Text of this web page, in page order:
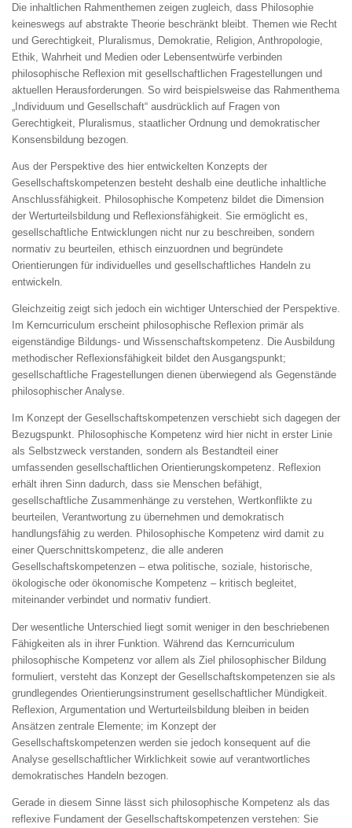
Die inhaltlichen Rahmenthemen zeigen zugleich, dass Philosophie
keineswegs auf abstrakte Theorie beschränkt bleibt. Themen wie Recht
und Gerechtigkeit, Pluralismus, Demokratie, Religion, Anthropologie,
Ethik, Wahrheit und Medien oder Lebensentwürfe verbinden
philosophische Reflexion mit gesellschaftlichen Fragestellungen und
aktuellen Herausforderungen. So wird beispielsweise das Rahmenthema
„Individuum und Gesellschaft“ ausdrücklich auf Fragen von
Gerechtigkeit, Pluralismus, staatlicher Ordnung und demokratischer
Konsensbildung bezogen.
Aus der Perspektive des hier entwickelten Konzepts der
Gesellschaftskompetenzen besteht deshalb eine deutliche inhaltliche
Anschlussfähigkeit. Philosophische Kompetenz bildet die Dimension
der Werturteilsbildung und Reflexionsfähigkeit. Sie ermöglicht es,
gesellschaftliche Entwicklungen nicht nur zu beschreiben, sondern
normativ zu beurteilen, ethisch einzuordnen und begründete
Orientierungen für individuelles und gesellschaftliches Handeln zu
entwickeln.
Gleichzeitig zeigt sich jedoch ein wichtiger Unterschied der Perspektive.
Im Kerncurriculum erscheint philosophische Reflexion primär als
eigenständige Bildungs- und Wissenschaftskompetenz. Die Ausbildung
methodischer Reflexionsfähigkeit bildet den Ausgangspunkt;
gesellschaftliche Fragestellungen dienen überwiegend als Gegenstände
philosophischer Analyse.
Im Konzept der Gesellschaftskompetenzen verschiebt sich dagegen der
Bezugspunkt. Philosophische Kompetenz wird hier nicht in erster Linie
als Selbstzweck verstanden, sondern als Bestandteil einer
umfassenden gesellschaftlichen Orientierungskompetenz. Reflexion
erhält ihren Sinn dadurch, dass sie Menschen befähigt,
gesellschaftliche Zusammenhänge zu verstehen, Wertkonflikte zu
beurteilen, Verantwortung zu übernehmen und demokratisch
handlungsfähig zu werden. Philosophische Kompetenz wird damit zu
einer Querschnittskompetenz, die alle anderen
Gesellschaftskompetenzen – etwa politische, soziale, historische,
ökologische oder ökonomische Kompetenz – kritisch begleitet,
miteinander verbindet und normativ fundiert.
Der wesentliche Unterschied liegt somit weniger in den beschriebenen
Fähigkeiten als in ihrer Funktion. Während das Kerncurriculum
philosophische Kompetenz vor allem als Ziel philosophischer Bildung
formuliert, versteht das Konzept der Gesellschaftskompetenzen sie als
grundlegendes Orientierungsinstrument gesellschaftlicher Mündigkeit.
Reflexion, Argumentation und Werturteilsbildung bleiben in beiden
Ansätzen zentrale Elemente; im Konzept der
Gesellschaftskompetenzen werden sie jedoch konsequent auf die
Analyse gesellschaftlicher Wirklichkeit sowie auf verantwortliches
demokratisches Handeln bezogen.
Gerade in diesem Sinne lässt sich philosophische Kompetenz als das
reflexive Fundament der Gesellschaftskompetenzen verstehen: Sie